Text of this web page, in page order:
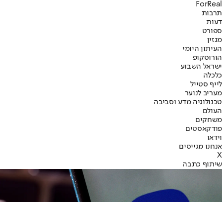
ForReal
תרבות
דעות
ספורט
מגזין
העיתון היומי
הורוסקופ
ישראל השבוע
כלכלה
לייף סטייל
מעריב לנוער
טכנולוגיה מדע וסביבה
העולם
משחקים
פודקאסטים
וידאו
אנחנו מגייסים
X
שיתוף כתבה